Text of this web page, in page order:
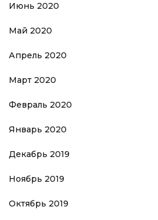
Июнь 2020
Май 2020
Апрель 2020
Март 2020
Февраль 2020
Январь 2020
Декабрь 2019
Ноябрь 2019
Октябрь 2019